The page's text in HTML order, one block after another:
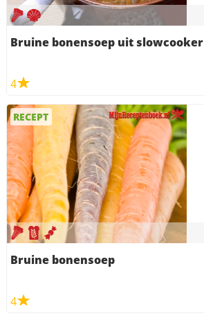
Bruine bonensoep uit slowcooker
4
RECEPT
Bruine bonensoep
4